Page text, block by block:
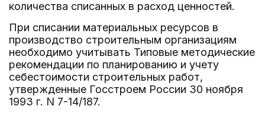
количества списанных в расход ценностей.
При списании материальных ресурсов в
производство строительным организациям
необходимо учитывать Типовые методические
рекомендации по планированию и учету
себестоимости строительных работ,
утвержденные Госстроем России 30 ноября
1993 г. N 7-14/187.